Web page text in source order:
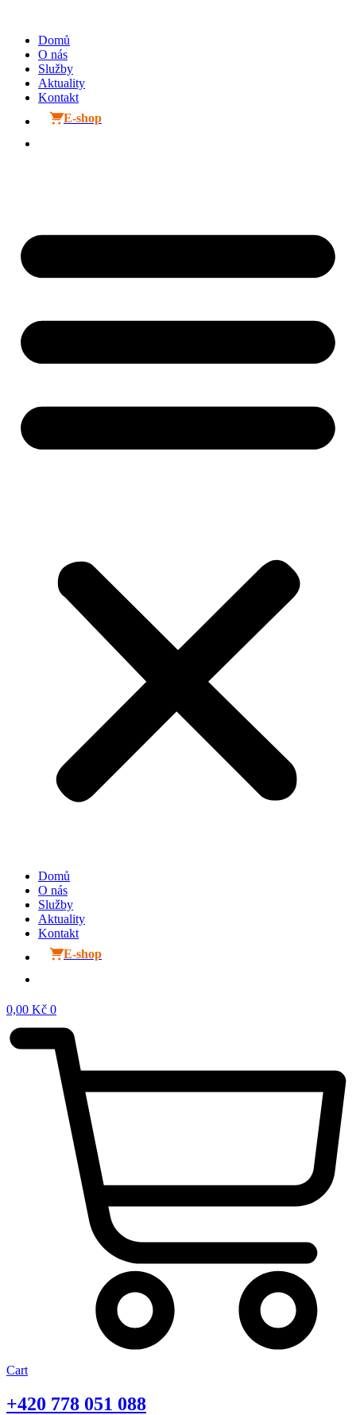
obsahuDomů
O nás
Služby
Aktuality
Kontakt
E-shop
Domů
O nás
Služby
Aktuality
Kontakt
E-shop
0,00 Kč 0
Cart
+420 778 051 088